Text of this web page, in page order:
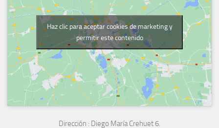
Haz clic para aceptar cookies de marketing y
permitir este contenido
Dirección : Diego María Crehuet 6.